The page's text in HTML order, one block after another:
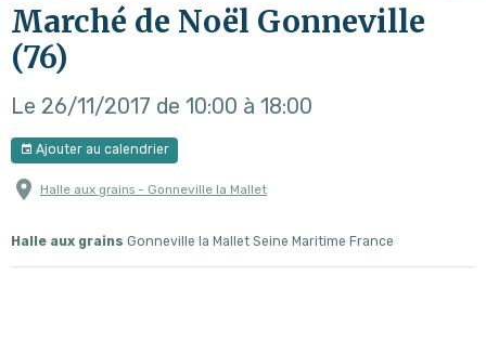
Marché de Noël Gonneville
(76)
Le 26/11/2017 de 10:00 à 18:00
Ajouter au calendrier
Halle aux grains - Gonneville la Mallet
Halle aux grains Gonneville la Mallet Seine Maritime France